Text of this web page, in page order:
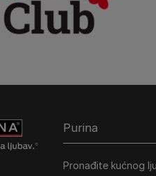
Purina
Pronađite kućnog